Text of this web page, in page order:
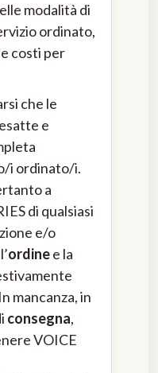
modalità di
ordinato,
costi per
che le
e
i ordinato/i.
a
di qualsiasi
e/o
ordinee la
mancanza, in
consegna,
VOICE